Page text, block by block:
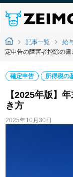
記事一覧 給
定申告の障害者控除の書
確定申告 所得税の
【2025年版】
き方
2025年10月30日